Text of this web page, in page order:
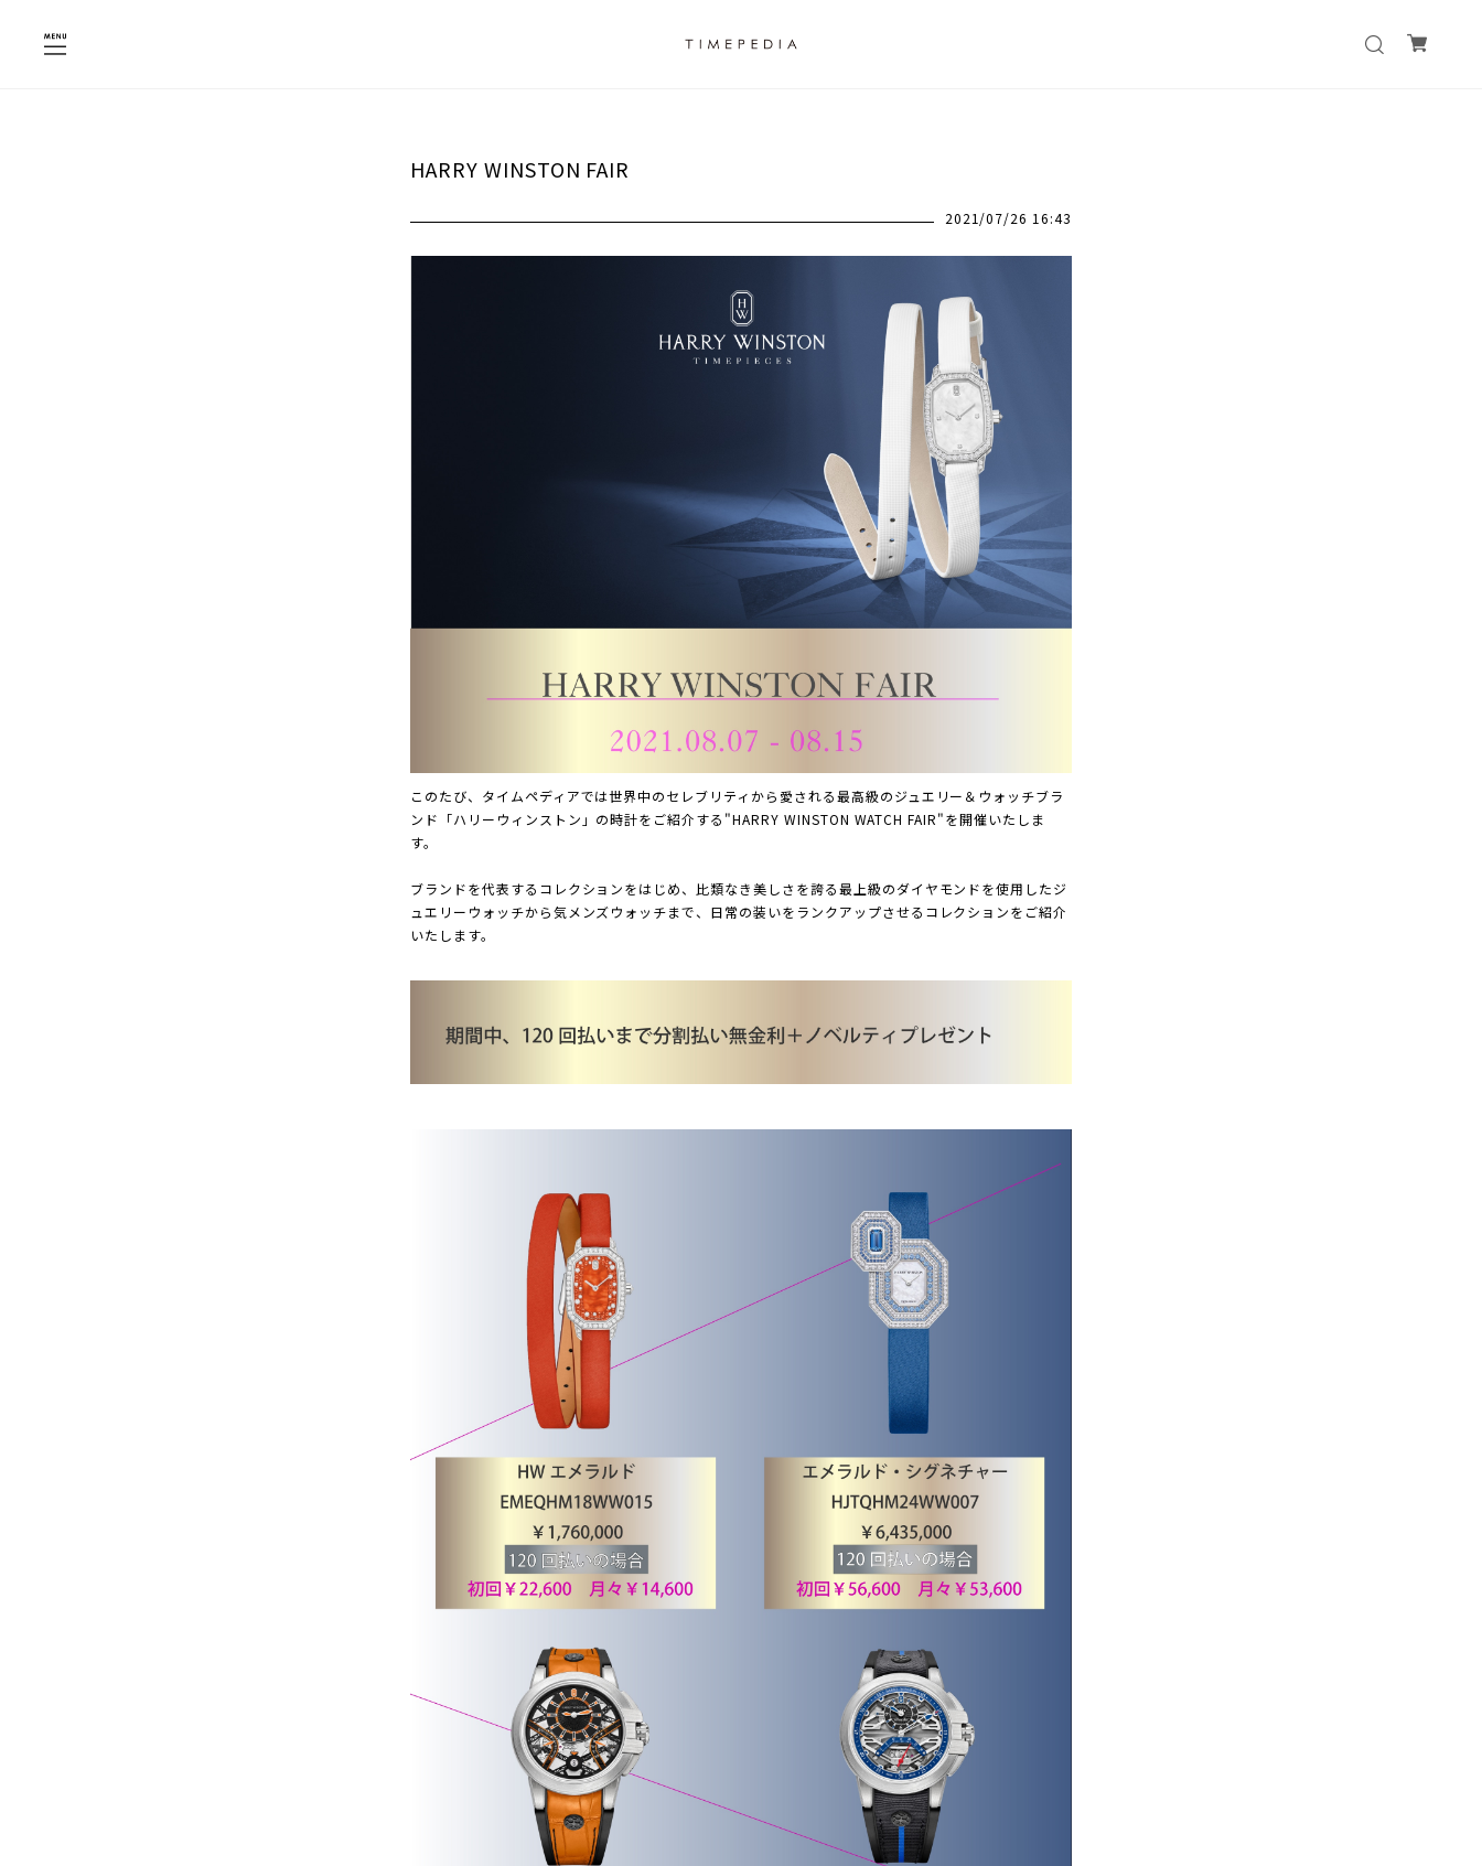
HARRY WINSTON FAIR
2021/07/26 16:43
このたび、タイムペディアでは世界中のセレブリティから愛される最高級のジュエリー＆ウォッチブラ
ンド「ハリーウィンストン」の時計をご紹介する"HARRY WINSTON WATCH FAIR"を開催いたしま
す。
ブランドを代表するコレクションをはじめ、比類なき美しさを誇る最上級のダイヤモンドを使用したジ
ュエリーウォッチから気メンズウォッチまで、日常の装いをランクアップさせるコレクションをご紹介
いたします。